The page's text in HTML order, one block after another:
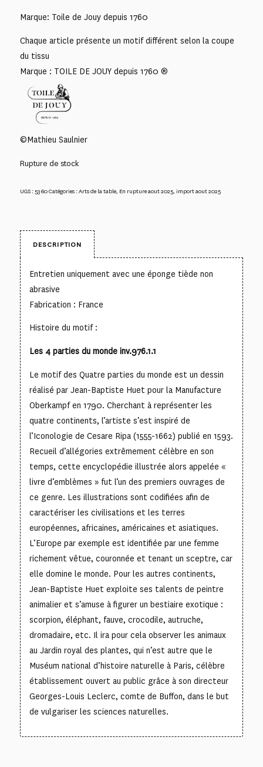
Marque: Toile de Jouy depuis 1760
Chaque article présente un motif différent selon la coupe
du tissu
Marque : TOILE DE JOUY depuis 1760 ®
©Mathieu Saulnier
Rupture de stock
UGS : 5360Catégories :Arts de la table, En rupture aout 2025, import aout 2025
DESCRIPTION
Entretien uniquement avec une éponge tiède non
abrasive
Fabrication : France
Histoire du motif :
Les 4 parties du monde inv.976.1.1
Le motif des Quatre parties du monde est un dessin
réalisé par Jean-Baptiste Huet pour la Manufacture
Oberkampf en 1790. Cherchant à représenter les
quatre continents, l’artiste s’est inspiré de
l’Iconologie de Cesare Ripa (1555-1662) publié en 1593.
Recueil d’allégories extrêmement célèbre en son
temps, cette encyclopédie illustrée alors appelée «
livre d’emblèmes » fut l’un des premiers ouvrages de
ce genre. Les illustrations sont codifiées afin de
caractériser les civilisations et les terres
européennes, africaines, américaines et asiatiques.
L’Europe par exemple est identifiée par une femme
richement vêtue, couronnée et tenant un sceptre, car
elle domine le monde. Pour les autres continents,
Jean-Baptiste Huet exploite ses talents de peintre
animalier et s’amuse à figurer un bestiaire exotique :
scorpion, éléphant, fauve, crocodile, autruche,
dromadaire, etc. Il ira pour cela observer les animaux
au Jardin royal des plantes, qui n’est autre que le
Muséum national d’histoire naturelle à Paris, célèbre
établissement ouvert au public grâce à son directeur
Georges-Louis Leclerc, comte de Buffon, dans le but
de vulgariser les sciences naturelles.